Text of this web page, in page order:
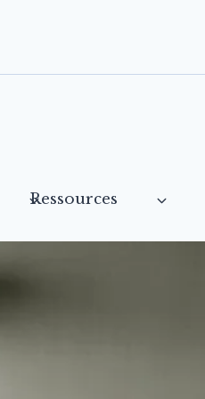
Ressources